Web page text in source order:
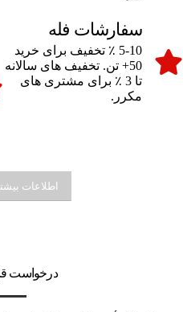
سفارشات فله
5-10 ٪ تخفیف برای خرید
50+ تن. تخفیف های سالانه
تا 3 ٪ برای مشتری های
مکرر.
اطلاعات
درخواست